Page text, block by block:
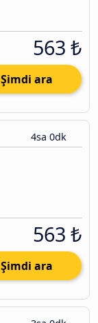
563 ₺
Şimdi ara
4sa 0dk
563 ₺
Şimdi ara